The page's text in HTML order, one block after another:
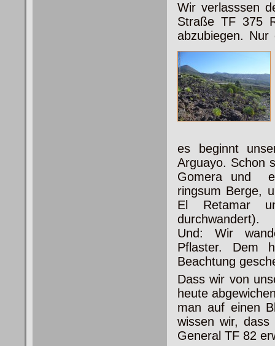
Wir verlasssen
Straße TF 375
abzubiegen.
es beginnt
Arguayo. Schon
Gomera und
ringsum Berge,
El Retamar
durchwandert).
Und: Wir
Pflaster. Dem
Beachtung
Dass wir von
heute
man auf einen
wissen wir,
General TF 82